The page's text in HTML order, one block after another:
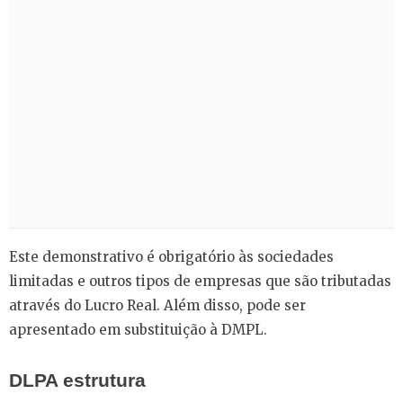
Este demonstrativo é obrigatório às sociedades
limitadas e outros tipos de empresas que são tributadas
através do Lucro Real. Além disso, pode ser
apresentado em substituição à DMPL.
DLPA estrutura